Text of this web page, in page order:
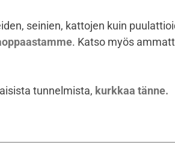
seinien, kattojen kuin
. Katso myös
tunnelmista, kurkkaa tänne.